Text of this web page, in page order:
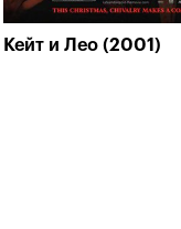
Кейт и Лео (2001)